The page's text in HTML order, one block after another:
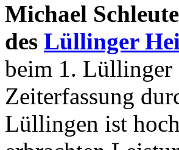
Michael
des Lüllinger
beim 1. Lüllinger
Zeiterfassung
Lüllingen ist